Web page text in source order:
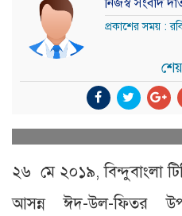
নিজস্ব সংবাদ
প্রকাশের সময় :
২৬ মে ২০১৯, বিন্দুবাংলা
আসন্ন ঈদ-উল-ফিতর